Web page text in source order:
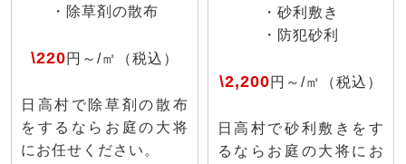
・除草剤の散布
\220円～/㎡（税込）
日高村で除草剤の散布
をするならお庭の大将
にお任せください。
・砂利敷き
・防犯砂利
\2,200円～/㎡（税込）
日高村で砂利敷きをす
るならお庭の大将にお